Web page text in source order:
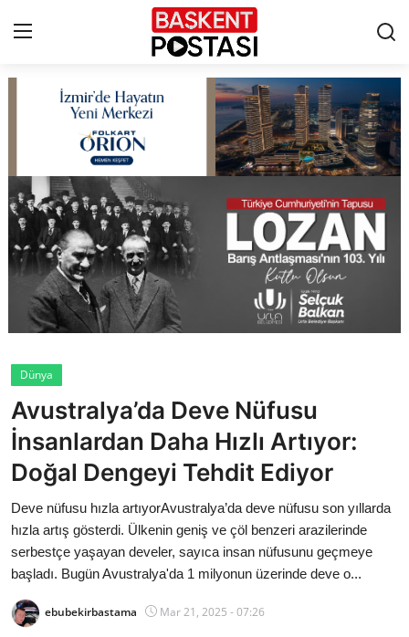
Çerez Politikası
Künye
Ankara
TBMM
Cumhurbaşkanlığı
Bakanlıklar
Siyasi Partiler
Mülki İdare
Toplum ve Yaşam
Sivil Toplum Kuruluşları
Dünya
Avustralya’da Deve Nüfusu
İnsanlardan Daha Hızlı Artıyor:
Doğal Dengeyi Tehdit Ediyor
Deve nüfusu hızla artıyorAvustralya’da deve nüfusu son yıllarda
hızla artış gösterdi. Ülkenin geniş ve çöl benzeri arazilerinde
serbestçe yaşayan develer, sayıca insan nüfusunu geçmeye
başladı. Bugün Avustralya'da 1 milyonun üzerinde deve o...
ebubekirbastama Mar 21, 2025 - 07:26